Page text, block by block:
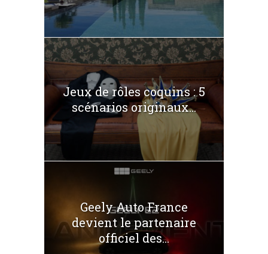
Jeux de rôles coquins : 5
scénarios originaux...
Geely Auto France
devient le partenaire
officiel des...